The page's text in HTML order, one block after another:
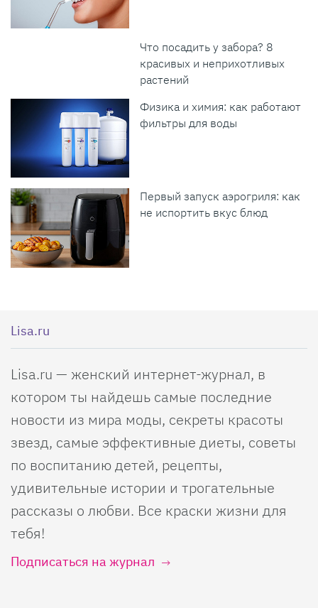
Что посадить у забора? 8
красивых и неприхотливых
растений
Физика и химия: как работают
фильтры для воды
Первый запуск аэрогриля: как
не испортить вкус блюд
Lisa.ru
Lisa.ru — женский интернет-журнал, в
котором ты найдешь самые последние
новости из мира моды, секреты красоты
звезд, самые эффективные диеты, советы
по воспитанию детей, рецепты,
удивительные истории и трогательные
рассказы о любви. Все краски жизни для
тебя!
Подписаться на журнал